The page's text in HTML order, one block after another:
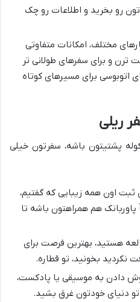
رو بخرید و اطلاعات رو چک
مختلف، امکانات متفاوتی
ترن و برای سفرهای طولانی تر
اتوبوسی برای مسیرهای کوتاه
ریلی
پشتیتون باشه، سفرتون خیلی
ثبت اون همه زیبایی که گفتیم،
هم همراهتون باشه تا
هستید، بهترین فرصت برای
نکردید بخونید، تو قطاره.
دادن به موسیقی یا پادکست،
دنیای خودتون غرق بشید.